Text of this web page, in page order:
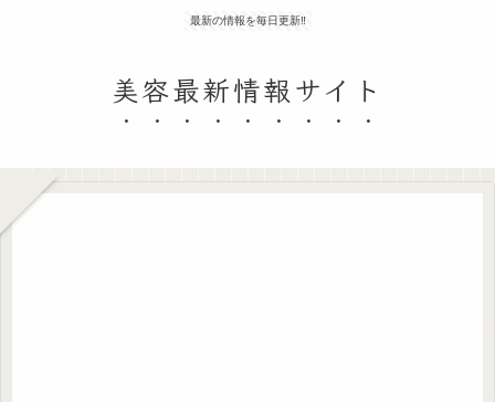
最新の情報を毎日更新‼
美容最新情報サイト